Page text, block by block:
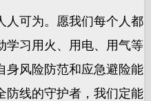
可为。愿我们每个人都
学习用火、用电、用气等
身风险防范和应急避险能
防线的守护者，我们定能